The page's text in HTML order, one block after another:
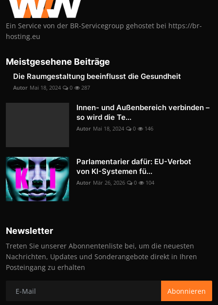
Ein Service von der BR-Servicegroup gehostet bei https://br-
hosting.eu
Meistgesehene Beiträge
Die Raumgestaltung beeinflusst die Gesundheit
Autor Mai 18, 2024 0 287
Innen- und Außenbereich verbinden –
so wird die Te...
Autor Mai 18, 2024 0 146
Parlamentarier dafür: EU-Verbot
von KI-Systemen fü...
Autor Mär 26, 2026 0 104
Newsletter
Treten Sie unserer Abonnentenliste bei, um die neuesten
Nachrichten, Updates und Sonderangebote direkt in Ihren
Posteingang zu erhalten
Abonnieren